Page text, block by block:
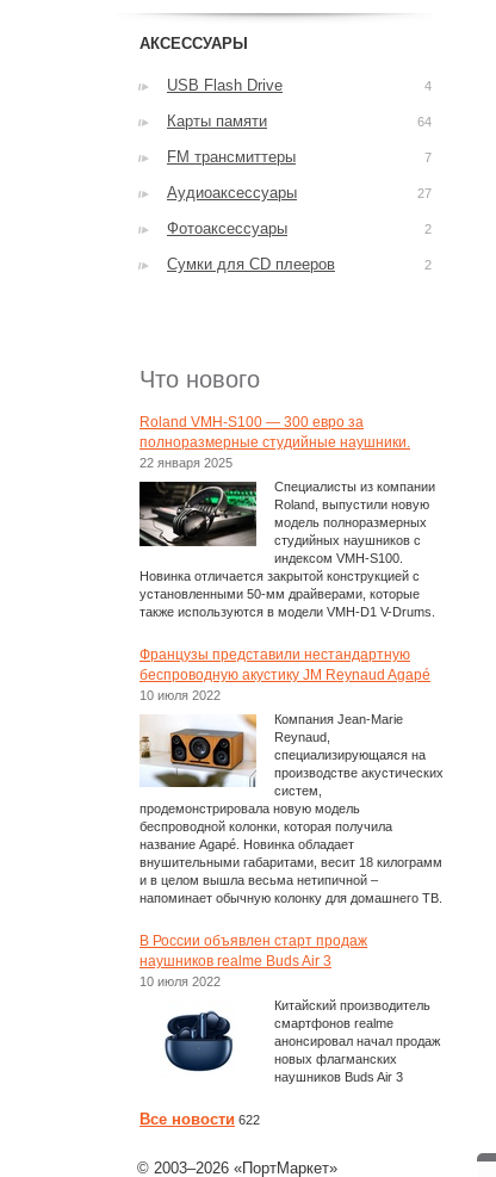
АКСЕССУАРЫ
USB Flash Drive 4
Карты памяти 64
FM трансмиттеры 7
Аудиоаксессуары 27
Фотоаксессуары 2
Сумки для CD плееров 2
Что нового
Roland VMH-S100 — 300 евро за
полноразмерные студийные наушники.
22 января 2025
Специалисты из компании
Roland, выпустили новую
модель полноразмерных
студийных наушников с
индексом VMH-S100.
Новинка отличается закрытой конструкцией с
установленными 50-мм драйверами, которые
также используются в модели VMH-D1 V-Drums.
Французы представили нестандартную
беспроводную акустику JM Reynaud Agapé
10 июля 2022
Компания Jean-Marie
Reynaud,
специализирующаяся на
производстве акустических
систем,
продемонстрировала новую модель
беспроводной колонки, которая получила
название Agapé. Новинка обладает
внушительными габаритами, весит 18 килограмм
и в целом вышла весьма нетипичной –
напоминает обычную колонку для домашнего ТВ.
В России объявлен старт продаж
наушников realme Buds Air 3
10 июля 2022
Китайский производитель
смартфонов realme
анонсировал начал продаж
новых флагманских
наушников Buds Air 3
Все новости 622
© 2003–2026 «ПортМаркет»